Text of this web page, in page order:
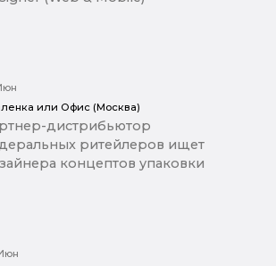
или Офис (Москва)
дистрибьютор
ритейлеров ищет
концептов упаковки